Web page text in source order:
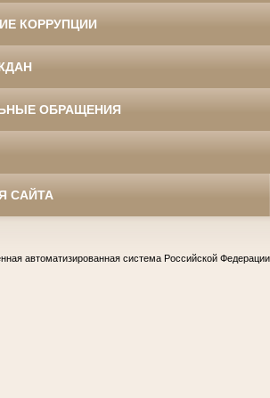
КОРРУПЦИИ
ОБРАЩЕНИЯ
САЙТА
автоматизированная система Российской